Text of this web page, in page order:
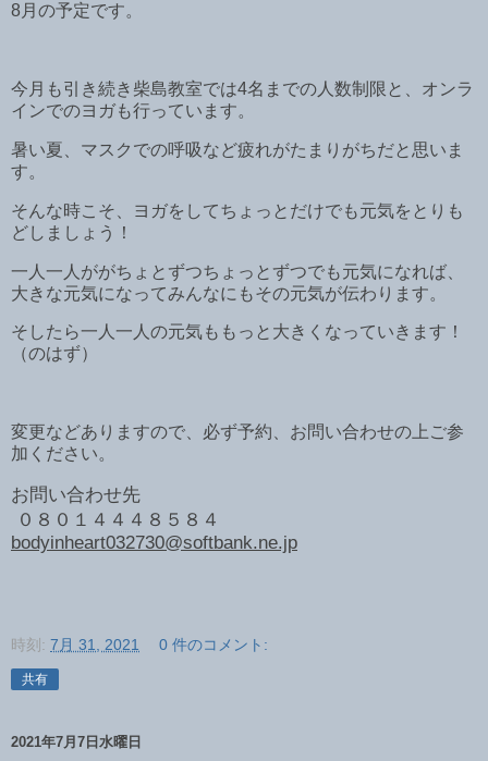
8月の予定です。
今月も引き続き柴島教室では4名までの人数制限と、オンラ
インでのヨガも行っています。
暑い夏、マスクでの呼吸など疲れがたまりがちだと思いま
す。
そんな時こそ、ヨガをしてちょっとだけでも元気をとりも
どしましょう！
一人一人ががちょとずつちょっとずつでも元気になれば、
大きな元気になってみんなにもその元気が伝わります。
そしたら一人一人の元気ももっと大きくなっていきます！
（のはず）
変更などありますので、必ず予約、お問い合わせの上ご参
加ください。
お問い合わせ先
０８０１４４４８５８４
bodyinheart032730@softbank.ne.jp
時刻: 7月 31, 2021 0 件のコメント:
共有
2021年7月7日水曜日